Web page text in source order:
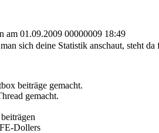
am 01.09.2009 00000009 18:49
sich deine Statistik anschaut, steht da
beiträge gemacht.
gemacht.
Dollers